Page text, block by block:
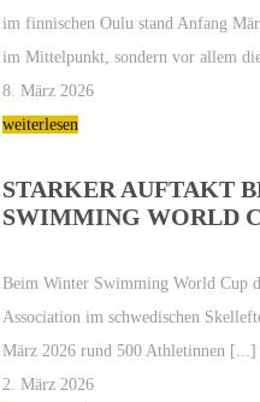
im finnischen Oulu stand Anfang
im Mittelpunkt, sondern vor allem
8. März 2026
weiterlesen
STARKER AUFTAKT
SWIMMING WORLD
Beim Winter Swimming World Cup
Association im schwedischen
März 2026 rund 500 Athletinnen [...]
2. März 2026